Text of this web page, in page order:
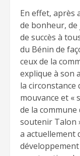
En effet, après
de bonheur,
de succès à
du Bénin de
ceux de la
explique à son
la circonstance
mouvance et «
de la commune
soutenir Talon
a actuellement